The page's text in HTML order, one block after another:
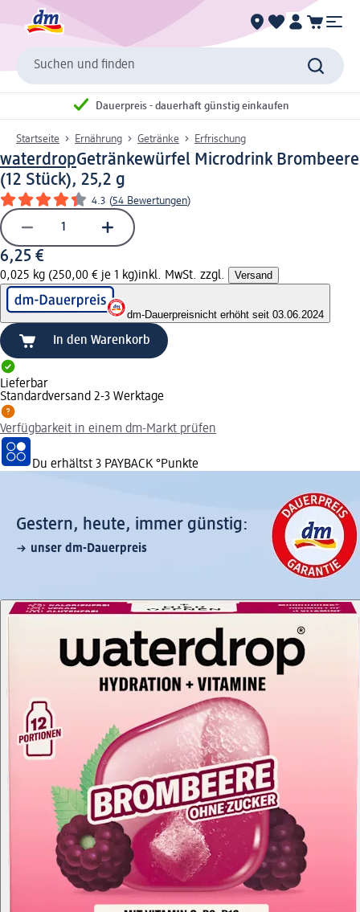
Suchen und finden
Dauerpreis - dauerhaft günstig einkaufen
Startseite Ernährung Getränke Erfrischung
waterdropGetränkewürfel Microdrink Brombeere
(12 Stück), 25,2 g
4.3 (54 Bewertungen)
6,25 €
0,025 kg (250,00 € je 1 kg)inkl. MwSt. zzgl. Versand
dm-Dauerpreisnicht erhöht seit 03.06.2024
In den Warenkorb
Lieferbar
Standardversand 2-3 Werktage
Verfügbarkeit in einem dm-Markt prüfen
Du erhältst 3 PAYBACK °Punkte
Gestern, heute, immer günstig:
unser dm-Dauerpreis